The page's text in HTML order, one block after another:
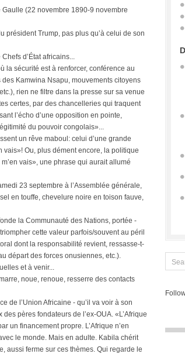
(22 novembre 1890-9 novembre
président Trump, pas plus qu’à celui de son
d’État africains...
la sécurité est à renforcer, conférence au
Kamwina Nsapu, mouvements citoyens
rien ne filtre dans la presse sur sa venue
certes, par des chancelleries qui traquent
l’écho d’une opposition en pointe,
du pouvoir congolais»...
un rêve maboul: celui d’une grande
vais»! Ou, plus dément encore, la politique
vais», une phrase qui aurait allumé
23 septembre à l’Assemblée générale,
en touffe, chevelure noire en toison fauve,
la Communauté des Nations, portée -
cette valeur parfois/souvent au péril
dont la responsabilité revient, ressasse-t-
départ des forces onusiennes, etc.).
et à venir...
noue, renoue, resserre des contacts
de l’Union Africaine - qu’il va voir à son
pères fondateurs de l’ex-OUA. «L’Afrique
un financement propre. L’Afrique n’en
le monde. Mais en adulte. Kabila chérit
aussi ferme sur ces thèmes. Qui regarde le